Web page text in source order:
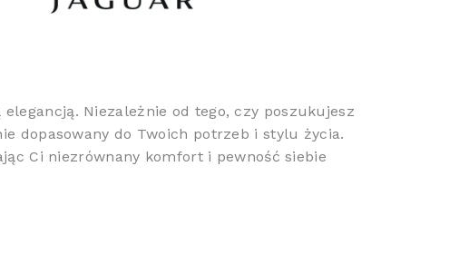
Niezależnie od tego, czy poszukujesz
dopasowany do Twoich potrzeb i stylu życia.
Ci niezrównany komfort i pewność siebie